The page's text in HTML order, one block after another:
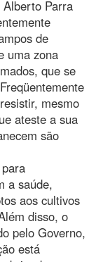
Alberto Parra
de
uma zona
que se
mesmo
ateste a sua
são
a saúde,
aos cultivos
disso, o
pelo Governo,
está